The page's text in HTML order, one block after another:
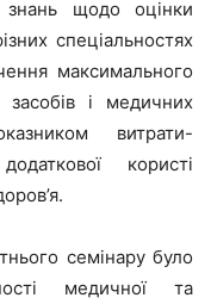
знань щодо оцінки
спеціальностях
максимального
засобів і медичних
витрати-
користі
семінару було
медичної та